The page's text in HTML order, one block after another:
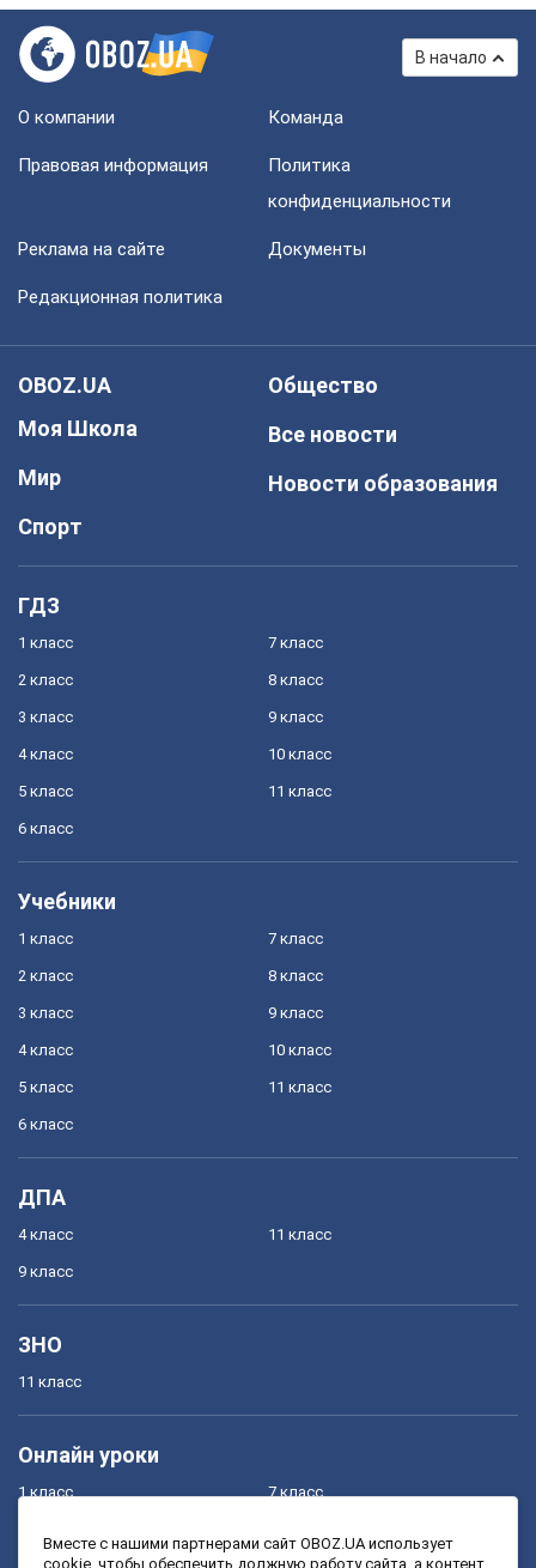
В начало
О компании Команда
Правовая информация
Политика
конфиденциальности
Реклама на сайте Документы
Редакционная политика
OBOZ.UA
Моя Школа
Мир
Спорт
Общество
Все новости
Новости образования
ГДЗ
1 класс
2 класс
3 класс
4 класс
5 класс
6 класс
7 класс
8 класс
9 класс
10 класс
11 класс
Учебники
1 класс
2 класс
3 класс
4 класс
5 класс
6 класс
7 класс
8 класс
9 класс
10 класс
11 класс
ДПА
4 класс
9 класс
11 класс
ЗНО
11 класс
Онлайн уроки
1 класс 7 класс
Вместе с нашими партнерами сайт OBOZ.UA использует
cookie, чтобы обеспечить должную работу сайта, а контент